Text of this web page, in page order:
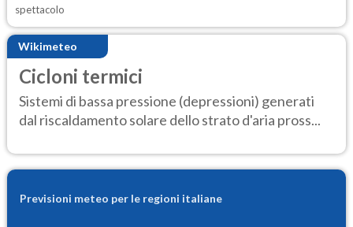
spettacolo
Wikimeteo
Cicloni termici
Sistemi di bassa pressione (depressioni) generati
dal riscaldamento solare dello strato d'aria pross...
Previsioni meteo per le regioni italiane